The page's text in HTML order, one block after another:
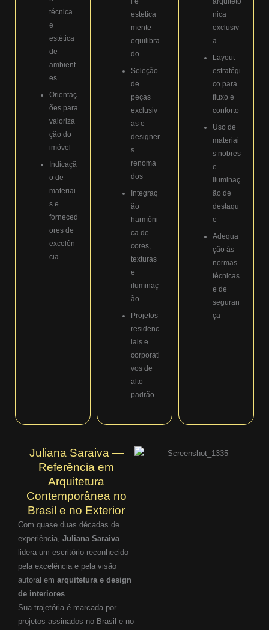
técnica
e
estética
de
ambient
es
Orientaç
ões para
valoriza
ção do
imóvel
Indicaçã
o de
materiai
s e
forneced
ores de
excelên
cia
estetica
mente
equilibra
do
Seleção
de
peças
exclusiv
as e
designer
s
renoma
dos
Integraç
ão
harmôni
ca de
cores,
texturas
e
iluminaç
ão
Projetos
residenc
iais e
corporati
vos de
alto
padrão
nica
exclusiv
a
Layout
estratégi
co para
fluxo e
conforto
Uso de
materiai
s nobres
e
iluminaç
ão de
destaqu
e
Adequa
ção às
normas
técnicas
e de
seguran
ça
Juliana Saraiva —
Referência em
Arquitetura
Contemporânea no
Brasil e no Exterior
Com quase duas décadas de
experiência, Juliana Saraiva
lidera um escritório reconhecido
pela excelência e pela visão
autoral em arquitetura e design
de interiores.
Sua trajetória é marcada por
projetos assinados no Brasil e no